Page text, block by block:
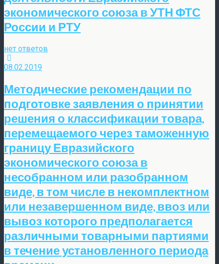
экономического союза в УТН ФТС
России и РТУ
нет ответов
08.02.2019
Методические рекомендации по
подготовке заявления о принятии
решения о классификации товара,
перемещаемого через таможенную
границу Евразийского
экономического союза в
несобранном или разобранном
виде, в том числе в некомплектном
или незавершенном виде, ввоз или
вывоз которого предполагается
различными товарными партиями
в течение установленного периода